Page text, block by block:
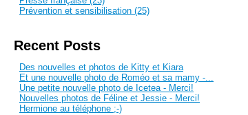
Prévention et sensibilisation (25)
Recent Posts
Des nouvelles et photos de Kitty et Kiara
Et une nouvelle photo de Roméo et sa mamy -...
Une petite nouvelle photo de Icetea - Merci!
Nouvelles photos de Féline et Jessie - Merci!
Hermione au téléphone ;-)